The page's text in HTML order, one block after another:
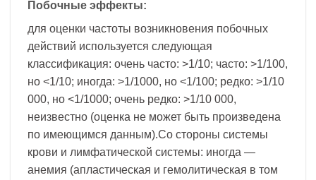
Побочные эффекты:
для оценки частоты возникновения побочных
действий используется следующая
классификация: очень часто: >1/10; часто: >1/100,
но <1/10; иногда: >1/1000, но <1/100; редко: >1/10
000, но <1/1000; очень редко: >1/10 000,
неизвестно (оценка не может быть произведена
по имеющимся данным).Со стороны системы
крови и лимфатической системы: иногда —
анемия (апластическая и гемолитическая в том